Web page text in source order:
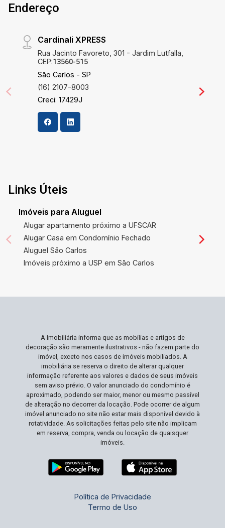
Endereço
Cardinali XPRESS
Rua Jacinto Favoreto, 301 - Jardim Lutfalla,
CEP:13560-515
São Carlos - SP
(16) 2107-8003
Creci: 17429J
Links Úteis
Imóveis para Aluguel
Alugar apartamento próximo a UFSCAR
Alugar Casa em Condomínio Fechado
Aluguel São Carlos
Imóveis próximo a USP em São Carlos
A Imobiliária informa que as mobílias e artigos de
decoração são meramente ilustrativos - não fazem parte do
imóvel, exceto nos casos de imóveis mobiliados. A
imobiliária se reserva o direito de alterar qualquer
informação referente aos valores e dados de seus imóveis
sem aviso prévio. O valor anunciado do condomínio é
aproximado, podendo ser maior, menor ou mesmo passível
de alteração no decorrer da locação. Pode ocorrer de algum
imóvel anunciado no site não estar mais disponível devido à
rotatividade. As solicitações feitas pelo site não implicam
em reserva, compra, venda ou locação de quaisquer
imóveis.
Política de Privacidade
Termo de Uso